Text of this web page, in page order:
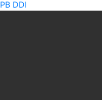
PB DDI